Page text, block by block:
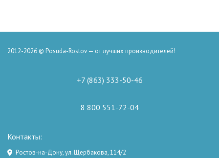
2012-2026 © Posuda-Rostov — от лучших производителей!
+7 (863) 333-50-46
8 800 551-72-04
Контакты:
Ростов-на-Дону, ул. Щербакова, 114/2